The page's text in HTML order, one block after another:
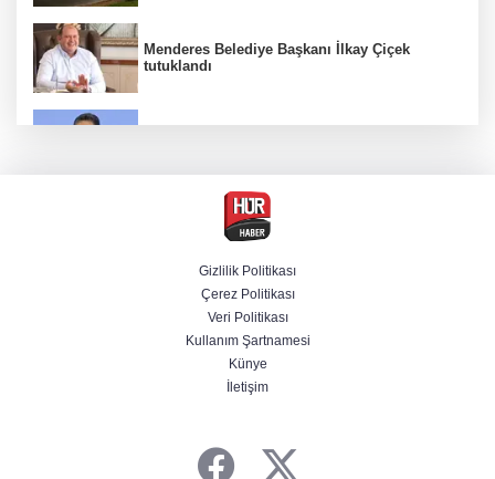
Menderes Belediye Başkanı İlkay Çiçek
tutuklandı
Hür Ağbaba soruşturmasında MASAK para
hareketlerini inceledi
Bakan Gürlek: Kanunda şehitleri incitecek
düzenleme yok
Gizlilik Politikası
Çerez Politikası
Veri Politikası
Kullanım Şartnamesi
Künye
İletişim